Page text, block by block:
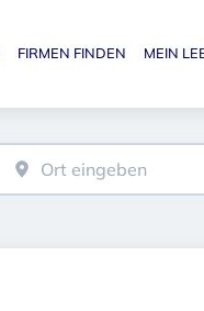
FIRMEN FINDEN MEIN